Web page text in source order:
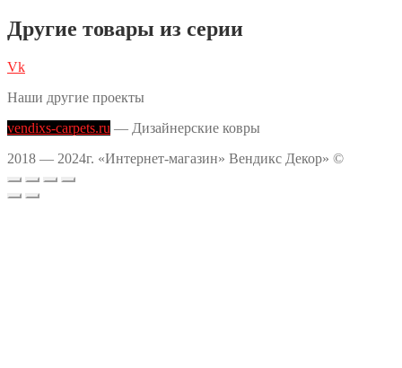
Другие товары из серии
Vk
Наши другие проекты
vendixs-carpets.ru — Дизайнерские ковры
2018 — 2024г. «Интернет-магазин» Вендикс Декор» ©